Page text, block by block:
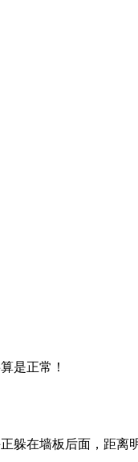
是正常！
躲在墙板后面，距离